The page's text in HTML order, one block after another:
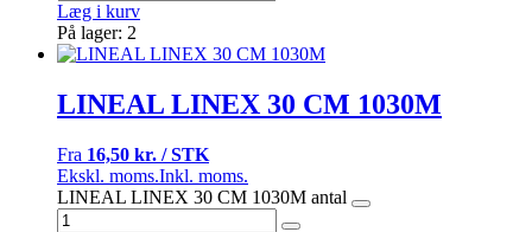
Læg i kurv
På lager: 2
LINEAL LINEX 30 CM 1030M
Fra 16,50 kr. / STK
Ekskl. moms.Inkl. moms.
LINEAL LINEX 30 CM 1030M antal